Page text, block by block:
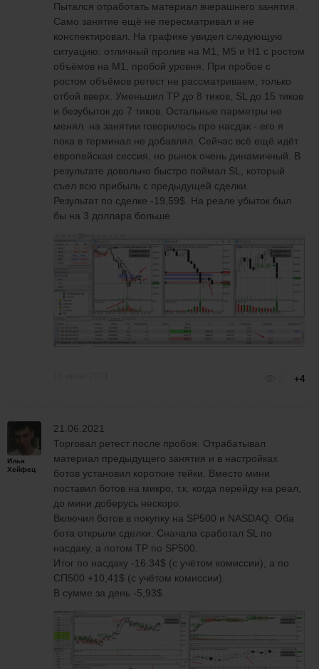
Пытался отработать материал вчерашнего занятия.
Само занятие ещё не пересматривал и не
конспектировал. На графике увидел следующую
ситуацию: отличный пролив на M1, M5 и H1 с ростом
объёмов на M1, пробой уровня. При пробое с
ростом объёмов ретест не рассматриваем, только
отбой вверх. Уменьшил TP до 8 тиков, SL до 15 тиков
и безубыток до 7 тиков. Остальные парметры не
менял. на занятии говорилось про насдак - его я
пока в терминал не добавлял. Сейчас всё ещё идёт
европейская сессия, но рынок очень динамичный. В
результате довольно быстро поймал SL, который
съел всю прибыль с предыдущей сделки.
Результат по сделке -19,59$. На реале убыток был
бы на 3 доллара больше
+4
Илья
Хейфец
21.06.2021
Торговал ретест после пробоя. Отрабатывал
материал предыдущего занятия и в настройках
ботов установил короткие тейки. Вместо мини
поставил ботов на микро, т.к. когда перейду на реал,
до мини доберусь нескоро.
Включил ботов в покупку на SP500 и NASDAQ. Оба
бота открыли сделки. Сначала сработал SL по
насдаку, а потом TP по SP500.
Итог по насдаку -16.34$ (с учётом комиссии), а по
СП500 +10,41$ (с учётом комиссии).
В сумме за день -5,93$